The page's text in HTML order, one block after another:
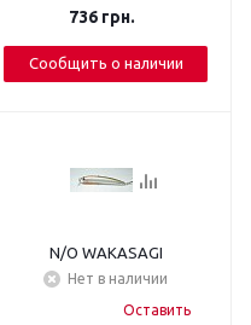
736грн.
Сообщить о наличии
N/O WAKASAGI
Нет в наличии
Оставить